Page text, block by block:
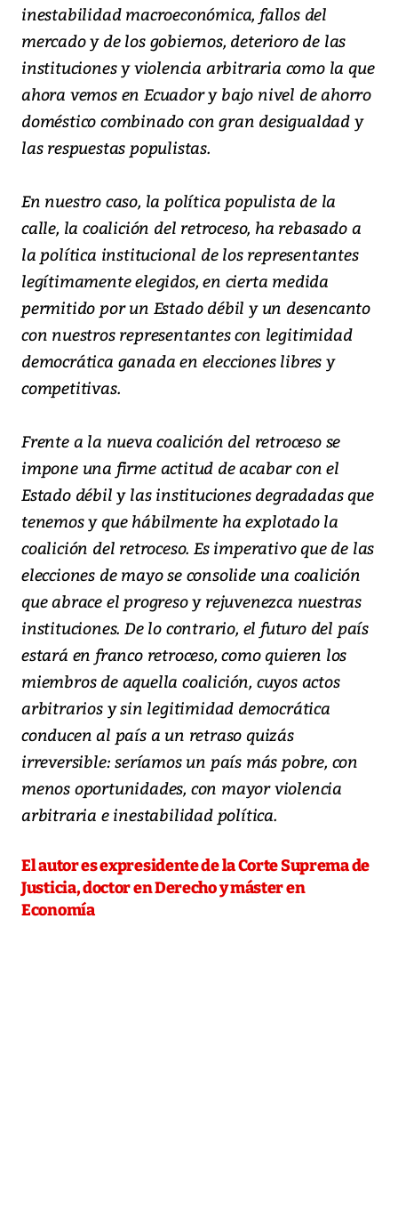
inestabilidad macroeconómica, fallos del
mercado y de los gobiernos, deterioro de las
instituciones y violencia arbitraria como la que
ahora vemos en Ecuador y bajo nivel de ahorro
doméstico combinado con gran desigualdad y
las respuestas populistas.
En nuestro caso, la política populista de la
calle, la coalición del retroceso, ha rebasado a
la política institucional de los representantes
legítimamente elegidos, en cierta medida
permitido por un Estado débil y un desencanto
con nuestros representantes con legitimidad
democrática ganada en elecciones libres y
competitivas.
Frente a la nueva coalición del retroceso se
impone una firme actitud de acabar con el
Estado débil y las instituciones degradadas que
tenemos y que hábilmente ha explotado la
coalición del retroceso. Es imperativo que de las
elecciones de mayo se consolide una coalición
que abrace el progreso y rejuvenezca nuestras
instituciones. De lo contrario, el futuro del país
estará en franco retroceso, como quieren los
miembros de aquella coalición, cuyos actos
arbitrarios y sin legitimidad democrática
conducen al país a un retraso quizás
irreversible: seríamos un país más pobre, con
menos oportunidades, con mayor violencia
arbitraria e inestabilidad política.
El autor es expresidente de la Corte Suprema de
Justicia, doctor en Derecho y máster en
Economía